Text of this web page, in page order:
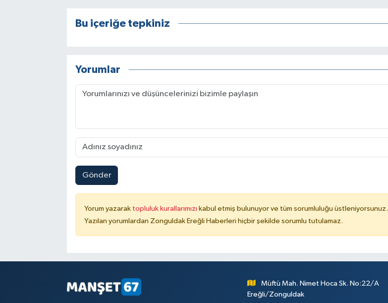
Bu içeriğe tepkiniz
Yorumlar
Gönder
Yorum yazarak topluluk kurallarımızı kabul etmiş bulunuyor ve tüm sorumluluğu üstleniyorsunuz.
Yazılan yorumlardan Zonguldak Ereğli Haberleri hiçbir şekilde sorumlu tutulamaz.
Müftü Mah. Nimet Hoca Sk. No:22/A
Ereğli/Zonguldak